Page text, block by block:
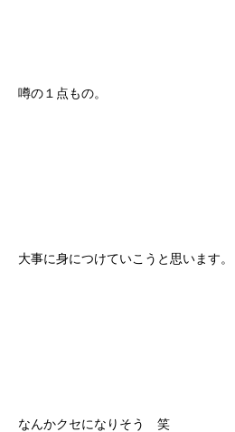
噂の１点もの。
大事に身につけていこうと思います。
なんかクセになりそう 笑